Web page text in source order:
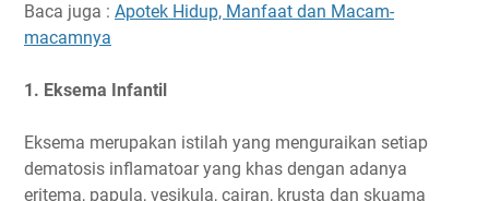
Baca juga : Apotek Hidup, Manfaat dan Macam-
macamnya
1. Eksema Infantil
Eksema merupakan istilah yang menguraikan setiap
dematosis inflamatoar yang khas dengan adanya
eritema, papula, vesikula, cairan, krusta dan skuama